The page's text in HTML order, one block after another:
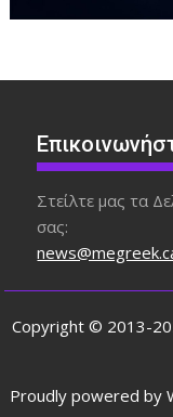
Στείλτε μας τα
σας:
Copyright © 2013-
Proudly powered by